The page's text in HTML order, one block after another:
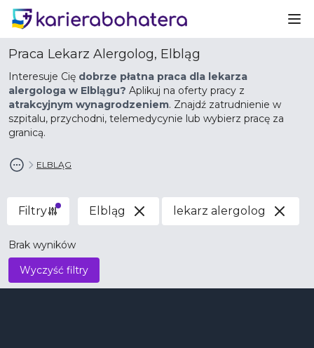
Praca Lekarz Alergolog, Elbląg
Interesuje Cię dobrze płatna praca dla lekarza
alergologa w Elblągu? Aplikuj na oferty pracy z
atrakcyjnym wynagrodzeniem. Znajdź zatrudnienie w
szpitalu, przychodni, telemedycynie lub wybierz pracę za
granicą.
ELBLĄG
Filtry Elbląg lekarz alergolog
Brak wyników
Wyczyść filtry